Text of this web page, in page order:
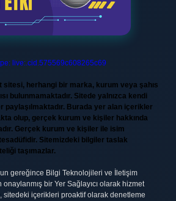
live:.cid.575569c608265c69
sitesi, herhangi bir marka, kurum veya şahıs
bulunmamaktadır. Sitede yalnızca kendi
paylaşılmaktadır. Burada yer alan içerikler
olup, gerçek kurum ve kişiler hakkında
Gerçek kurum ve kişiler ile isim
Sitemizdeki bilgiler taslak
taşımazlar.
gereğince Bilgi Teknolojileri ve İletişim
onaylanmış bir Yer Sağlayıcı olarak hizmet
sitedeki içerikleri proaktif olarak denetleme